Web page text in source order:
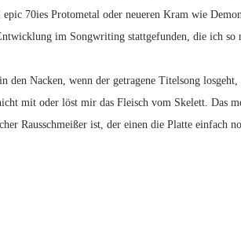
70ies Protometal oder neueren Kram wie
im Songwriting stattgefunden, die ich so
den Nacken, wenn der getragene Titelsong
mit oder löst mir das Fleisch vom Skelett. Das
Rausschmeißer ist, der einen die Platte einfach